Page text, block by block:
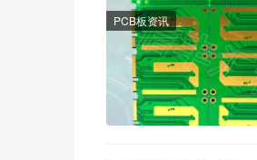
PCB板资讯